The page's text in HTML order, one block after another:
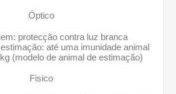
Óptico
protecção contra luz branca
até uma imunidade animal
(modelo de animal de estimação)
Fisico